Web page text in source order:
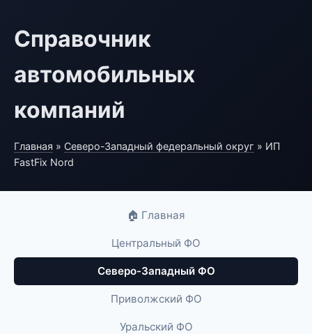
Справочник
автомобильных
компаний
Главная » Северо-Западный федеральный округ » ИП
FastFix Nord
🏠 Главная
Центральный ФО
Северо-Западный ФО
Приволжский ФО
Уральский ФО